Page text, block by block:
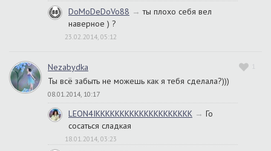
DoMoDeDoVo88 → ты плохо себя вел
наверное ) ?
23.02.2014, 05:12
1
Nezabydka
Ты всё забыть не можешь как я тебя сделала?)))
08.01.2014, 10:17
LEON4IKKKKKKKKKKKKKKKKKKKK → Го
сосаться сладкая
18.01.2014, 03:23